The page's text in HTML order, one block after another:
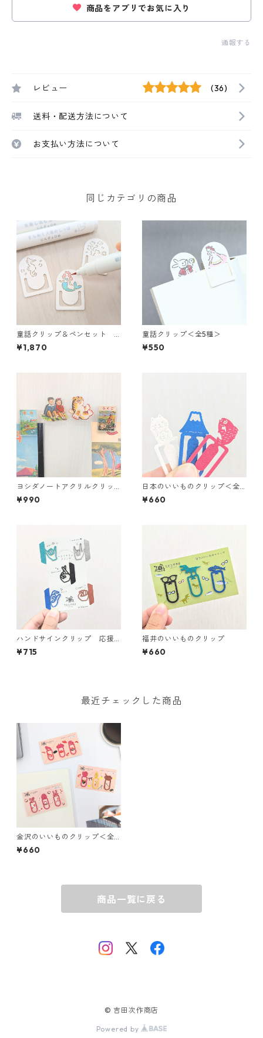
商品をアプリでお気に入り
通報する
レビュー (36)
送料・配送方法について
お支払い方法について
同じカテゴリの商品
童話クリップ＆ペンセット
にんぎょひめ
¥1,870
童話クリップ＜全5種＞
¥550
ヨシダノートアクリルクリッ
プ＜全2種＞
¥990
日本のいいものクリップ＜全3
種＞
¥660
ハンドサインクリップ 応援
のキモチ＜全2種＞
¥715
福井のいいものクリップ
¥660
最近チェックした商品
金沢のいいものクリップ＜全3
種＞
¥660
商品一覧に戻る
© 吉田次作商店
Powered by